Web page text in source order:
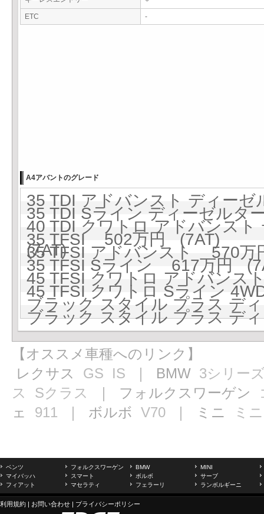
ETC -
A4アバントのグレード
35 TDI アドバンスト ディー
35 TDI Sライン ディーゼル
40 TDI クワトロ アドバンス
(7AT)
35 TFSI 502万円 (7AT)
35 TFSI アドバンスト 570万
35 TFSI Sライン 617万円
45 TFSI クワトロ アドバン
45 TFSI クワトロ Sライン
ブラック スタイル プラス デ
ブラック スタイル プラス デ
【オススメ車種へのリンク】
レクサス GS IS ｜ BMW 3シリー
ス
Sクラス ｜ フォルクスワーゲン
ェ 911 ｜ ボルボ V70 ｜ ミニ ミニ
ベンツ フォルクスワーゲン BMW
MINI
マイバッハ
スマート ボルボ
サーブ
フィアット
マセラティ フェラーリ ランボルギーニ
利用規約 | お問い合わせ | プライバシーポリシー